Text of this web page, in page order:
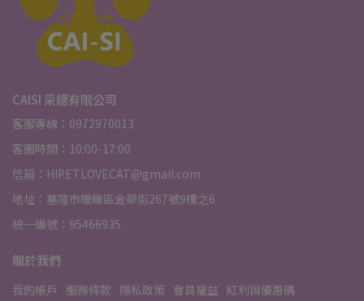
CAISI 采緦有限公司
客服專線：0972970013
客服時間：10:00-17:00
信箱：HIPETLOVECAT@gmail.com
地址：基隆市暖暖區金華街267號9樓之6
統一編號：95466935
關於我們
我的帳戶 服務條款 隱私政策 會員權益 紅利與優惠碼